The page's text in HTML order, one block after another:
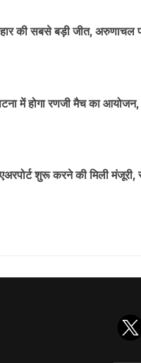
की सबसे बड़ी जीत, अरुणाचल
में होगा रणजी मैच का
शुरू करने की मिली